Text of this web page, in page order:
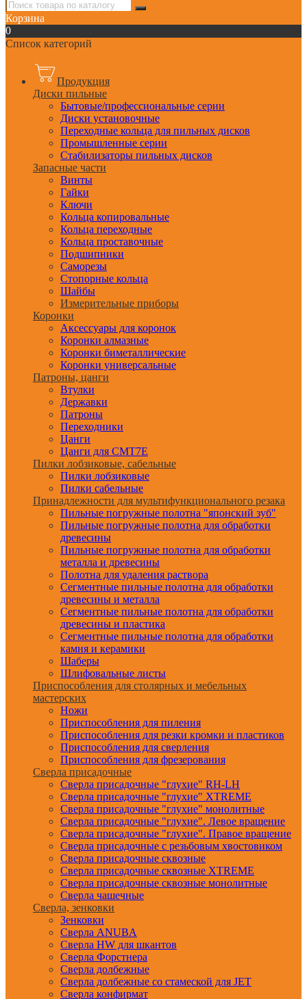
Корзина
0
Список категорий
Продукция
Диски пильные
Бытовые/профессиональные серии
Диски установочные
Переходные кольца для пильных дисков
Промышленные серии
Стабилизаторы пильных дисков
Запасные части
Винты
Гайки
Ключи
Кольца копировальные
Кольца переходные
Кольца проставочные
Подшипники
Саморезы
Стопорные кольца
Шайбы
Измерительные приборы
Коронки
Аксессуары для коронок
Коронки алмазные
Коронки биметаллические
Коронки универсальные
Патроны, цанги
Втулки
Державки
Патроны
Переходники
Цанги
Цанги для CMT7E
Пилки лобзиковые, сабельные
Пилки лобзиковые
Пилки сабельные
Принадлежности для мультифункционального резака
Пильные погружные полотна "японский зуб"
Пильные погружные полотна для обработки
древесины
Пильные погружные полотна для обработки
металла и древесины
Полотна для удаления раствора
Сегментные пильные полотна для обработки
древесины и металла
Сегментные пильные полотна для обработки
древесины и пластика
Сегментные пильные полотна для обработки
камня и керамики
Шаберы
Шлифовальные листы
Приспособления для столярных и мебельных
мастерских
Ножи
Приспособления для пиления
Приспособления для резки кромки и пластиков
Приспособления для сверления
Приспособления для фрезерования
Сверла присадочные
Сверла присадочные "глухие" RH-LH
Сверла присадочные "глухие" XTREME
Сверла присадочные "глухие" монолитные
Сверла присадочные "глухие". Левое вращение
Сверла присадочные "глухие". Правое вращение
Сверла присадочные с резьбовым хвостовиком
Сверла присадочные сквозные
Сверла присадочные сквозные XTREME
Сверла присадочные сквозные монолитные
Сверла чашечные
Сверла, зенковки
Зенковки
Сверла ANUBA
Сверла HW для шкантов
Сверла Форстнера
Сверла долбежные
Сверла долбежные со стамеской для JET
Сверла конфирмат